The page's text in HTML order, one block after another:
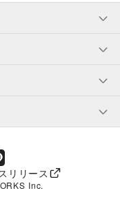
リリース
Inc.